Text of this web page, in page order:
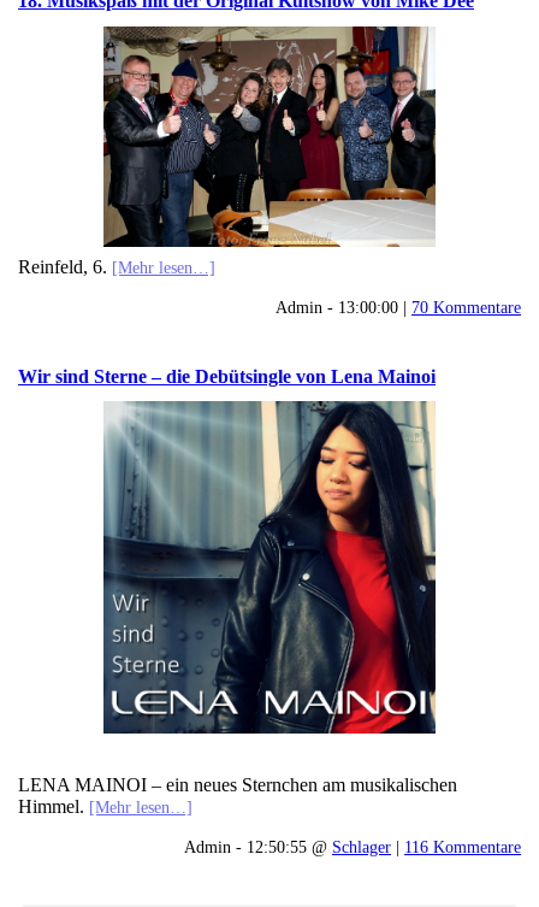
Reinfeld, 6. [Mehr lesen…]
Admin - 13:00:00 | 70 Kommentare
Wir sind Sterne – die Debütsingle von Lena Mainoi
LENA MAINOI – ein neues Sternchen am musikalischen
Himmel. [Mehr lesen…]
Admin - 12:50:55 @ Schlager | 116 Kommentare